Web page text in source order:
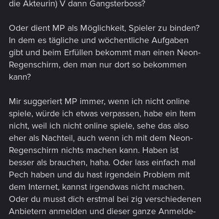
Schuster bleib bei deinen Leisten
SP Spiele sind sicher teuer in der Entwicklung und
wahnsinnig Aufwendig aber sehr viele Spieler lieben genau
das , abtauchen in eine Welt das RL mal vergessen.
Es gibt sicher Fans die MP mögen aber die müsst Ihr euch
mit allen anderen MP-Spielen teilen. (EA will 1Mio Spieler fürs
neue BTF LOL wird wohl eher nichts)
fangt Ihr ein MP an geht es schief drauf gewettet
denn Arbeit und Res. die in ein MP fließen fehlen dem Spiel
und der Story und der Immersion !!!
Die Spieleindustrie leckt sich derzeit die Wunden weil Sie Geil
auf Liveservice und MP Spiele waren , seht Euch um bei
Sonny und Microsoft und EA Sie alle wollten alles und die
Programmierer zahlen den Preis , Entlassung, Studios die
einst für Millionen gekauft wurden werden geschlossen.
Cyberpunk ist ein SP Spiel , die Idee ist so ausbaufähig und
die Akteurin) V dann Gangsterboss?
Oder dient MP als Möglichkeit, Spieler zu binden?
In dem es tägliche und wöchentliche Aufgaben
gibt und beim Erfüllen bekommt man einen Neon-
Regenschirm, den man nur dort so bekommen
kann?
Mir suggeriert MP immer, wenn ich nicht online
spiele, würde ich etwas verpassen, habe ein Item
nicht, weil ich nicht online spiele, sehe das also
eher als Nachteil, auch wenn ich mit dem Neon-
Regenschirm nichts machen kann. Haben ist
besser als brauchen, haha. Oder lass einfach mal
Pech haben und du hast irgendein Problem mit
dem Internet, kannst irgendwas nicht machen.
Oder du musst dich erstmal bei zig verschiedenen
Anbietern anmelden und dieser ganze Anmelde-